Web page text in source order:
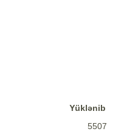
Yüklənib
5507